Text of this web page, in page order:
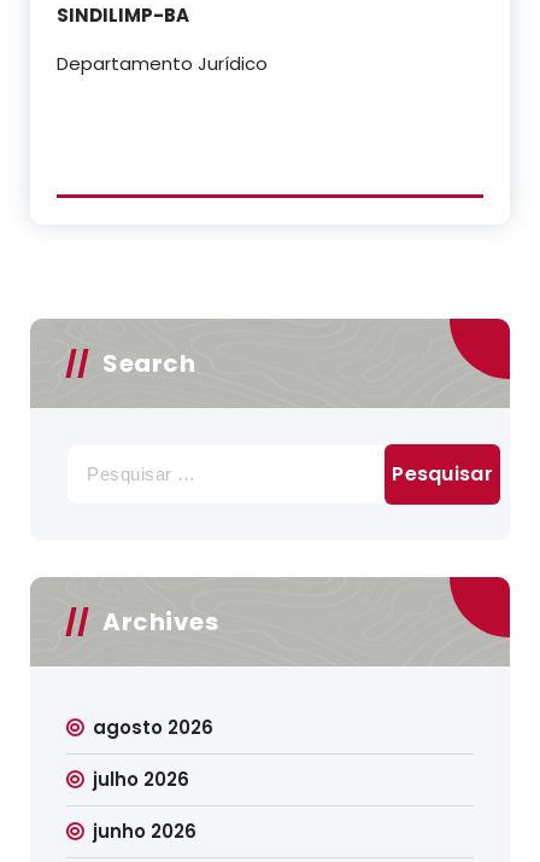
SINDILIMP-BA
Departamento Jurídico
Search
por:
Archives
agosto 2026
julho 2026
junho 2026